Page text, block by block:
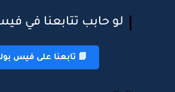
لو حابب تتابعنا في
📘 تابعنا على فيس بوك